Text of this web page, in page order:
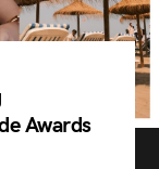
Awards